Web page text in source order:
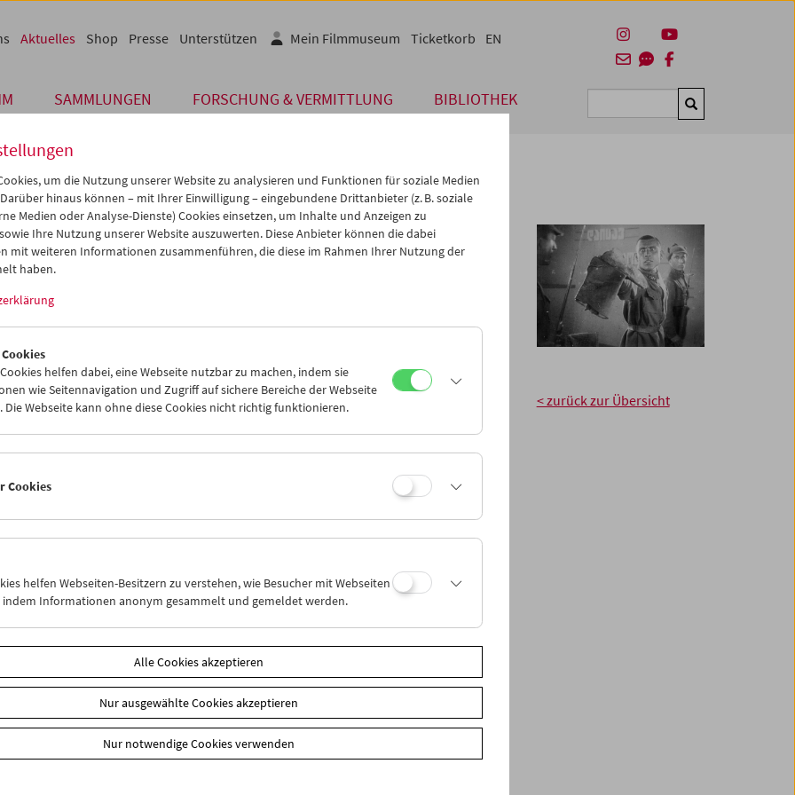
SAMMLUNGEN FORSCHUNG & VERMITTLUNG BIBLIOTHEK Suchen
Aktuelles Shop Presse Unterstützen Mein Filmmuseum Ticketkorb EN
2014
Ritrovato DVD Award
des filmhistorischen Festivals
Edition FilmmuseumvonDasSalz Swanetiens(UdSSR, 1930) undNagel im Stiefel
erschienene DVD wurde gemeinsam vom Filmmuseum München, dem
Filmmuseum und den National Archives of Georgia herausgegeben. Sie
die beiden frühen Meisterwerke des georgischen Regisseurs Mikhail Kalatozov
Kraniche ziehen, 1957;Ich bin Kuba, 1964) in digital restaurierter Form mit neuen
Diese stammen von den renommierten Stummfilmmusikern Stephen
Günter Buchwald sowie der aus der Ukraine stammenden vielfach preisgekrönten
Fernsehkomponistin Masha Khotimski.
< zurück zur Übersicht
um die Nutzung unserer Website zu analysieren und Funktionen für soziale Medien
hinaus können – mit Ihrer Einwilligung – eingebundene Drittanbieter (z. B. soziale
Medien oder Analyse-Dienste) Cookies einsetzen, um Inhalte und Anzeigen zu
Ihre Nutzung unserer Website auszuwerten. Diese Anbieter können die dabei
mit weiteren Informationen zusammenführen, die diese im Rahmen Ihrer Nutzung der
haben.
helfen dabei, eine Webseite nutzbar zu machen, indem sie
wie Seitennavigation und Zugriff auf sichere Bereiche der Webseite
Die Webseite kann ohne diese Cookies nicht richtig funktionieren.
Cookies
helfen Webseiten-Besitzern zu verstehen, wie Besucher mit Webseiten
indem Informationen anonym gesammelt und gemeldet werden.
Alle Cookies akzeptieren
Nur ausgewählte Cookies akzeptieren
Nur notwendige Cookies verwenden